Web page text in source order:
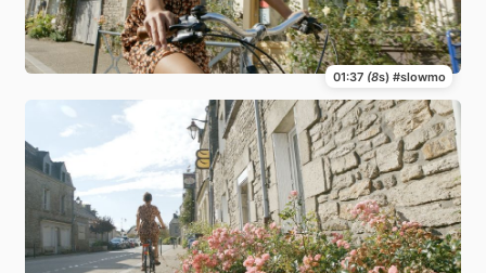
01:37 (8s) #slowmo